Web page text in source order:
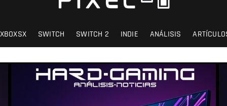
XBOXSX SWITCH SWITCH 2 INDIE ANÁLISIS